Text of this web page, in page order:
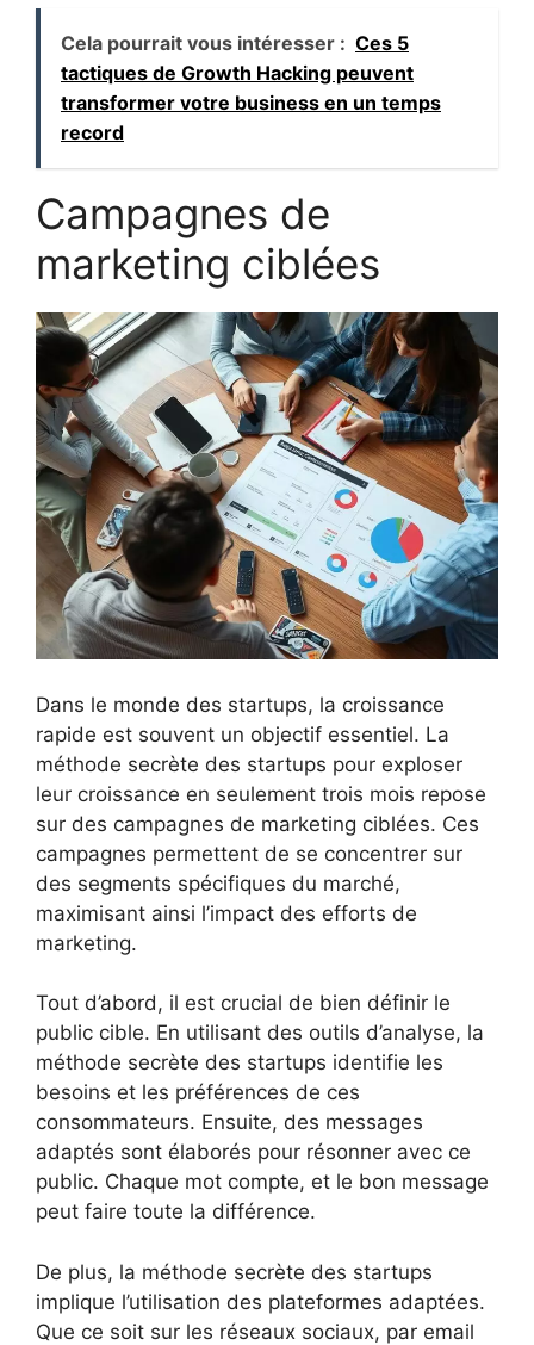
Cela pourrait vous intéresser : Ces 5
tactiques de Growth Hacking peuvent
transformer votre business en un temps
record
Campagnes de
marketing ciblées
Dans le monde des startups, la croissance
rapide est souvent un objectif essentiel. La
méthode secrète des startups pour exploser
leur croissance en seulement trois mois repose
sur des campagnes de marketing ciblées. Ces
campagnes permettent de se concentrer sur
des segments spécifiques du marché,
maximisant ainsi l’impact des efforts de
marketing.
Tout d’abord, il est crucial de bien définir le
public cible. En utilisant des outils d’analyse, la
méthode secrète des startups identifie les
besoins et les préférences de ces
consommateurs. Ensuite, des messages
adaptés sont élaborés pour résonner avec ce
public. Chaque mot compte, et le bon message
peut faire toute la différence.
De plus, la méthode secrète des startups
implique l’utilisation des plateformes adaptées.
Que ce soit sur les réseaux sociaux, par email